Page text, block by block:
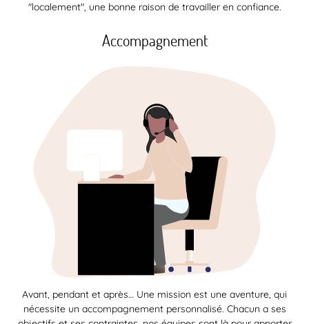
"localement", une bonne raison de travailler en confiance.
Accompagnement
Avant, pendant et après… Une mission est une aventure, qui
nécessite un accompagnement personnalisé. Chacun a ses